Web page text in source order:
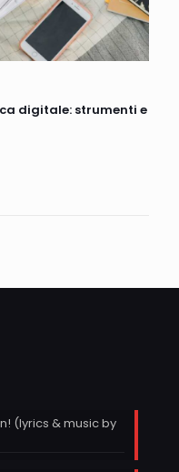
digitale: strumenti e
(lyrics & music by